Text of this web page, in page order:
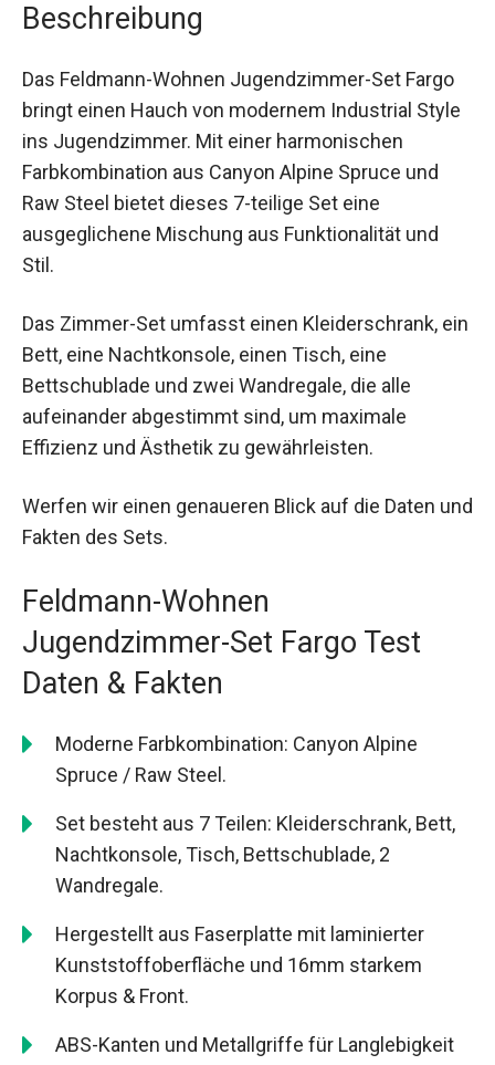
Beschreibung
Das Feldmann-Wohnen Jugendzimmer-Set Fargo
bringt einen Hauch von modernem Industrial Style
ins Jugendzimmer. Mit einer harmonischen
Farbkombination aus Canyon Alpine Spruce und
Raw Steel bietet dieses 7-teilige Set eine
ausgeglichene Mischung aus Funktionalität und
Stil.
Das Zimmer-Set umfasst einen Kleiderschrank, ein
Bett, eine Nachtkonsole, einen Tisch, eine
Bettschublade und zwei Wandregale, die alle
aufeinander abgestimmt sind, um maximale
Effizienz und Ästhetik zu gewährleisten.
Werfen wir einen genaueren Blick auf die Daten und
Fakten des Sets.
Feldmann-Wohnen
Jugendzimmer-Set Fargo Test
Daten & Fakten
Moderne Farbkombination: Canyon Alpine
Spruce / Raw Steel.
Set besteht aus 7 Teilen: Kleiderschrank, Bett,
Nachtkonsole, Tisch, Bettschublade, 2
Wandregale.
Hergestellt aus Faserplatte mit laminierter
Kunststoffoberfläche und 16mm starkem
Korpus & Front.
ABS-Kanten und Metallgriffe für Langlebigkeit